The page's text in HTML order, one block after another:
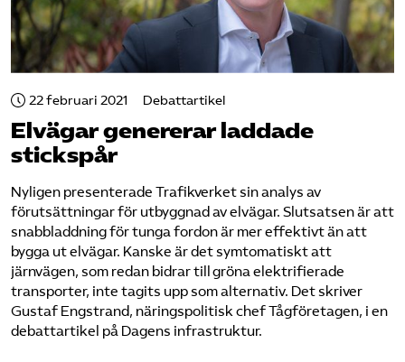
22 februari 2021 Debattartikel
Elvägar genererar laddade
stickspår
Nyligen presenterade Trafikverket sin analys av
förutsättningar för utbyggnad av elvägar. Slutsatsen är att
snabbladdning för tunga fordon är mer effektivt än att
bygga ut elvägar. Kanske är det symtomatiskt att
järnvägen, som redan bidrar till gröna elektrifierade
transporter, inte tagits upp som alternativ. Det skriver
Gustaf Engstrand, näringspolitisk chef Tågföretagen, i en
debattartikel på Dagens infrastruktur.